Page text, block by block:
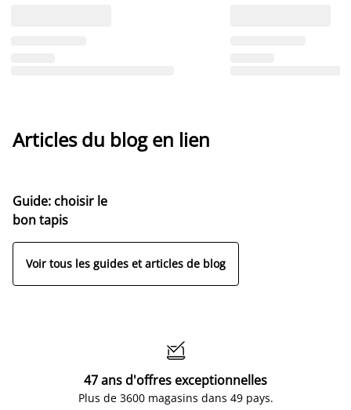
Articles du blog en lien
Guide: choisir le
bon tapis
Voir tous les guides et articles de blog

47 ans d'offres exceptionnelles
Plus de 3600 magasins dans 49 pays.